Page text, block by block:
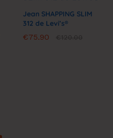
Jean SHAPPING SLIM
312 de Levi’s®
€75.90
€75.90